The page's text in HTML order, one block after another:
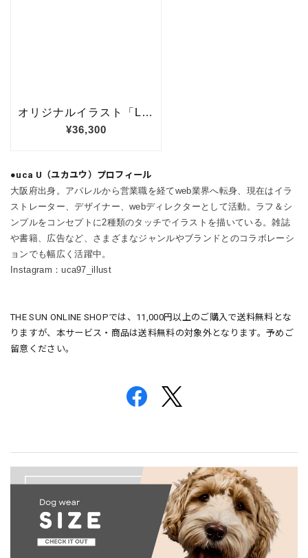
●uca U（ユカユウ）プロフィール
大阪府出身。アパレルから営業職を経てweb業界へ転身、現在はイラ
ストレーター、デザイナー、webディレクターとして活動。ラフ＆シ
ンプルをコンセプトに2種類のタッチでイラストを描いている。雑誌
や書籍、広告など、さまざまなジャンルやブランドとのコラボレーシ
ョンでも幅広く活躍中。
Instagram：uca97_illust
THE SUN ONLINE SHOPでは、11,000円以上のご購入で送料無料とな
りますが、本サービス・商品は送料無料の対象外となります。予めご
留意ください。